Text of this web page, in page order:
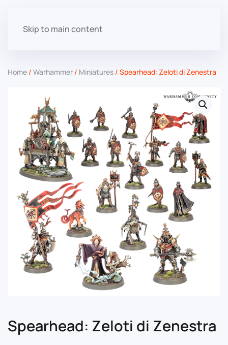
Skip to main content
Home / Warhammer / Miniatures / Spearhead: Zeloti di Zenestra
Spearhead: Zeloti di Zenestra